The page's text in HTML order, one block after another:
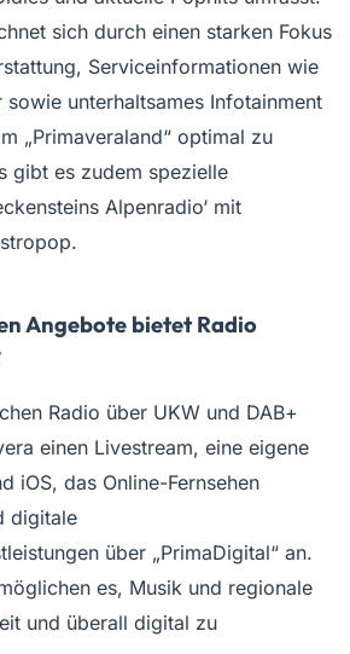
sich durch einen starken Fokus
Serviceinformationen wie
sowie unterhaltsames Infotainment
„Primaveraland“ optimal zu
gibt es zudem spezielle
Alpenradio‘ mit
Angebote bietet Radio
Radio über UKW und DAB+
einen Livestream, eine eigene
iOS, das Online-Fernsehen
digitale
über „PrimaDigital“ an.
es, Musik und regionale
und überall digital zu